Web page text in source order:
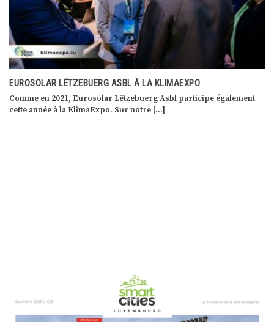
LA JOURNÉE INTERNATIONALE DES FORÊTS UN PEU AUTREMENT
En 2012, l’Assemblée générale des Nations unies a proclamé le 21
mars comme Journée internationale […]